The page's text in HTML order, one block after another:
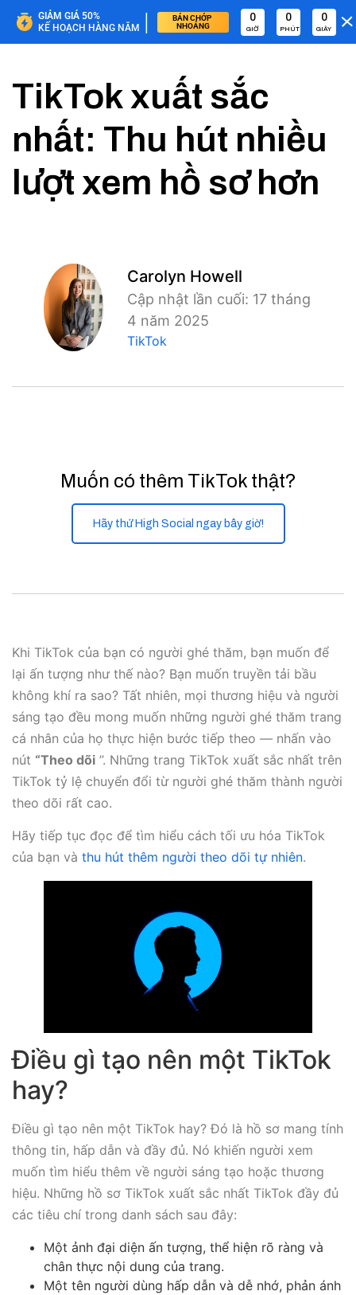
GIẢM GIÁ 50%
KẾ HOẠCH HÀNG NĂM |
BÁN CHỚP
NHOÁNG
0
GIỜ
0
PHÚT
0
GIÂY
TikTok xuất sắc
nhất: Thu hút nhiều
lượt xem hồ sơ hơn
Carolyn Howell
Cập nhật lần cuối: 17 tháng
4 năm 2025
TikTok
Muốn có thêm TikTok thật?
Hãy thử High Social ngay bây giờ!
Khi TikTok của bạn có người ghé thăm, bạn muốn để
lại ấn tượng như thế nào? Bạn muốn truyền tải bầu
không khí ra sao? Tất nhiên, mọi thương hiệu và người
sáng tạo đều mong muốn những người ghé thăm trang
cá nhân của họ thực hiện bước tiếp theo — nhấn vào
nút “Theo dõi ”. Những trang TikTok xuất sắc nhất trên
TikTok tỷ lệ chuyển đổi từ người ghé thăm thành người
theo dõi rất cao.
Hãy tiếp tục đọc để tìm hiểu cách tối ưu hóa TikTok
của bạn và thu hút thêm người theo dõi tự nhiên.
Điều gì tạo nên một TikTok
hay?
Điều gì tạo nên một TikTok hay? Đó là hồ sơ mang tính
thông tin, hấp dẫn và đầy đủ. Nó khiến người xem
muốn tìm hiểu thêm về người sáng tạo hoặc thương
hiệu. Những hồ sơ TikTok xuất sắc nhất TikTok đầy đủ
các tiêu chí trong danh sách sau đây:
Một ảnh đại diện ấn tượng, thể hiện rõ ràng và
chân thực nội dung của trang.
Một tên người dùng hấp dẫn và dễ nhớ, phản ánh